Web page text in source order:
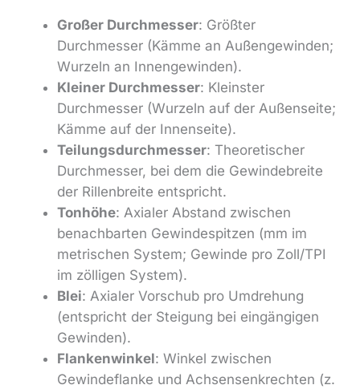
Großer Durchmesser: Größter
Durchmesser (Kämme an Außengewinden;
Wurzeln an Innengewinden).
Kleiner Durchmesser: Kleinster
Durchmesser (Wurzeln auf der Außenseite;
Kämme auf der Innenseite).
Teilungsdurchmesser: Theoretischer
Durchmesser, bei dem die Gewindebreite
der Rillenbreite entspricht.
Tonhöhe: Axialer Abstand zwischen
benachbarten Gewindespitzen (mm im
metrischen System; Gewinde pro Zoll/TPI
im zölligen System).
Blei: Axialer Vorschub pro Umdrehung
(entspricht der Steigung bei eingängigen
Gewinden).
Flankenwinkel: Winkel zwischen
Gewindeflanke und Achsensenkrechten (z.